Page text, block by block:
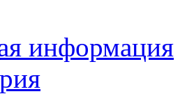
информация